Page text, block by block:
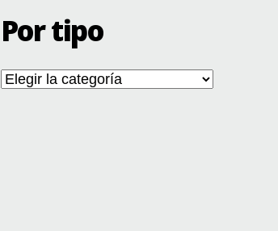
Por tipo
Por
tipo